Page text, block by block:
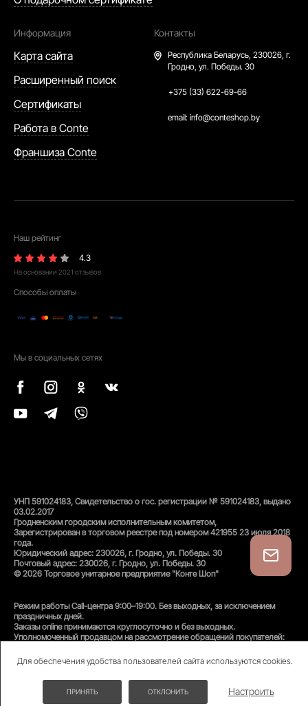
Для обеспечения удобства пользователей сайта используются cookies.
ПРИНЯТЬ ОТКЛОНИТЬ Настроить
Информация
Карта сайта
Расширенный поиск
Сертификаты
Работа в Conte
Франшиза Conte
Контакты
Республика Беларусь, 230026, г.
Гродно, ул. Победы. 30
+375 (33) 622-69-66
email: info@conteshop.by
Наш рейтинг
4.3
На основании 2021 отзывов
Способы оплаты
Мы в социальных сетях
УНП 591024183, Свидетельство о гос. регистрации № 591024183, выдано
03.02.2017
Гродненским городским исполнительным комитетом,
Зарегистрирован в торговом реестре под номером 421955 23 июля 2018
года.
Юридический адрес: 230026, г. Гродно, ул. Победы. 30
Почтовый адрес: 230026, г. Гродно, ул. Победы. 30
© 2026 Торговое унитарное предприятие "Конте Шоп"
Режим работы Call-центра 9:00–19:00. Без выходных, за исключением
праздничных дней.
Заказы online принимаются круглосуточно и без выходных.
Уполномоченный продавцом на рассмотрение обращений покупателей:
Унитарного предприятия «Конте Шоп», тел:+375(152)50-94-35, email:
info@conteshop.by
Уполномоченный по защите прав потребителей:
Отдел общественного питания и услуг управления торговли и услуг